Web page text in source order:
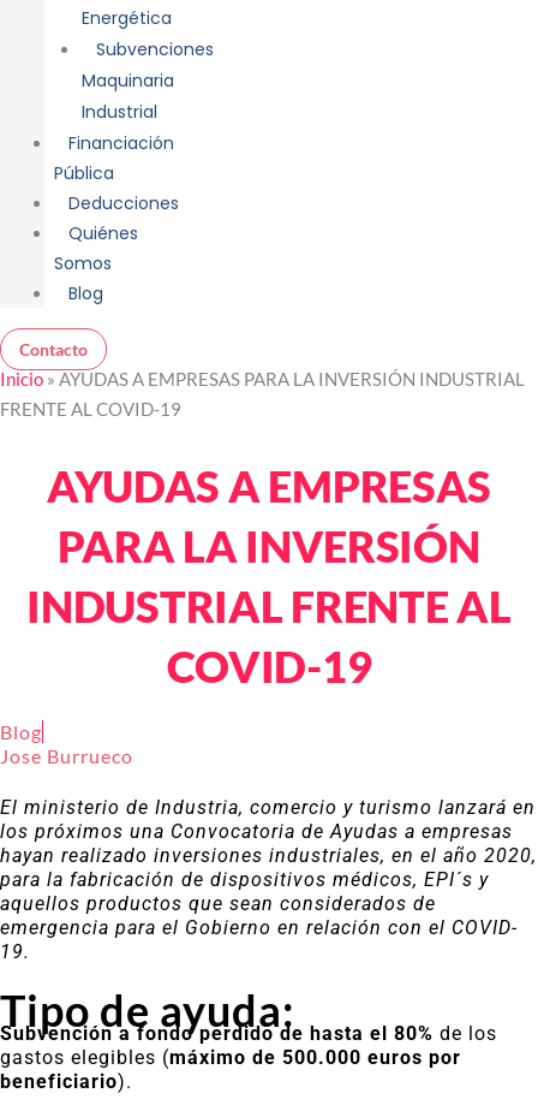
Energética
Subvenciones
Maquinaria
Industrial
Financiación
Pública
Deducciones
Quiénes
Somos
Blog
Contacto
Inicio » AYUDAS A EMPRESAS PARA LA INVERSIÓN INDUSTRIAL
FRENTE AL COVID-19
AYUDAS A EMPRESAS
PARA LA INVERSIÓN
INDUSTRIAL FRENTE AL
COVID-19
Blog
Jose Burrueco
El ministerio de Industria, comercio y turismo lanzará en
los próximos una Convocatoria de Ayudas a empresas
hayan realizado inversiones industriales, en el año 2020,
para la fabricación de dispositivos médicos, EPI´s y
aquellos productos que sean considerados de
emergencia para el Gobierno en relación con el COVID-
19.
Tipo de ayuda:
Subvención a fondo perdido de hasta el 80% de los
gastos elegibles (máximo de 500.000 euros por
beneficiario).